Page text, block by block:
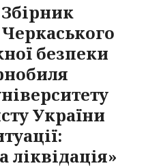
безпеки
України